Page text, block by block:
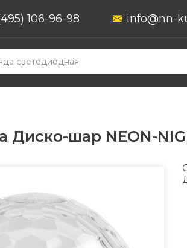
106-96-98 info@nn-
Диско-шар NEON-